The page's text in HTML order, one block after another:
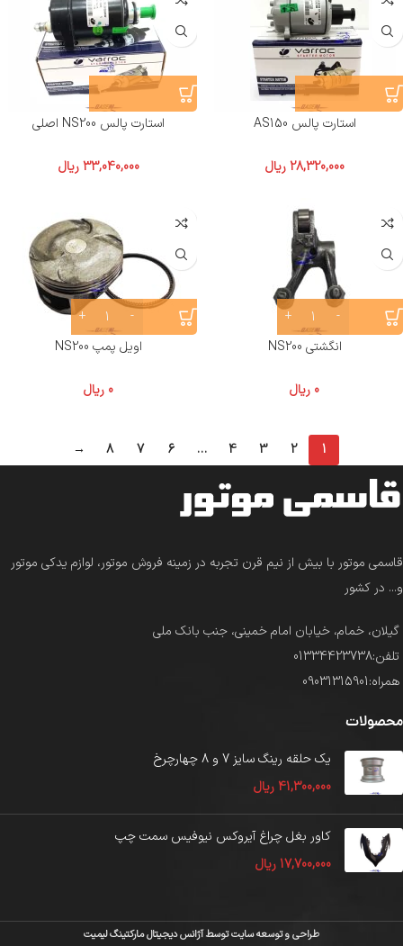
استارت پالس AS150
28,320,000 ریال
استارت پالس NS200 اصلی
33,040,000 ریال
انگشتی NS200
0 ریال
اویل پمپ NS200
0 ریال
1
2
3
4
…
6
7
8
→
قاسمی موتور با بیش از نیم قرن تجربه در زمینه فروش موتور، لوازم یدکی موتور
و... در کشور
گیلان، خمام، خیابان امام خمینی، جنب بانک ملی
تلفن:01334423738
همراه:09031315901
محصولات
یک حلقه رینگ سایز 7 و 8 چهارچرخ
41,300,000 ریال
کاور بغل چراغ آیروکس نیوفیس سمت چپ
17,700,000 ریال
طراحی و توسعه سایت توسط آژانس دیجیتال مارکتینگ لیمیت